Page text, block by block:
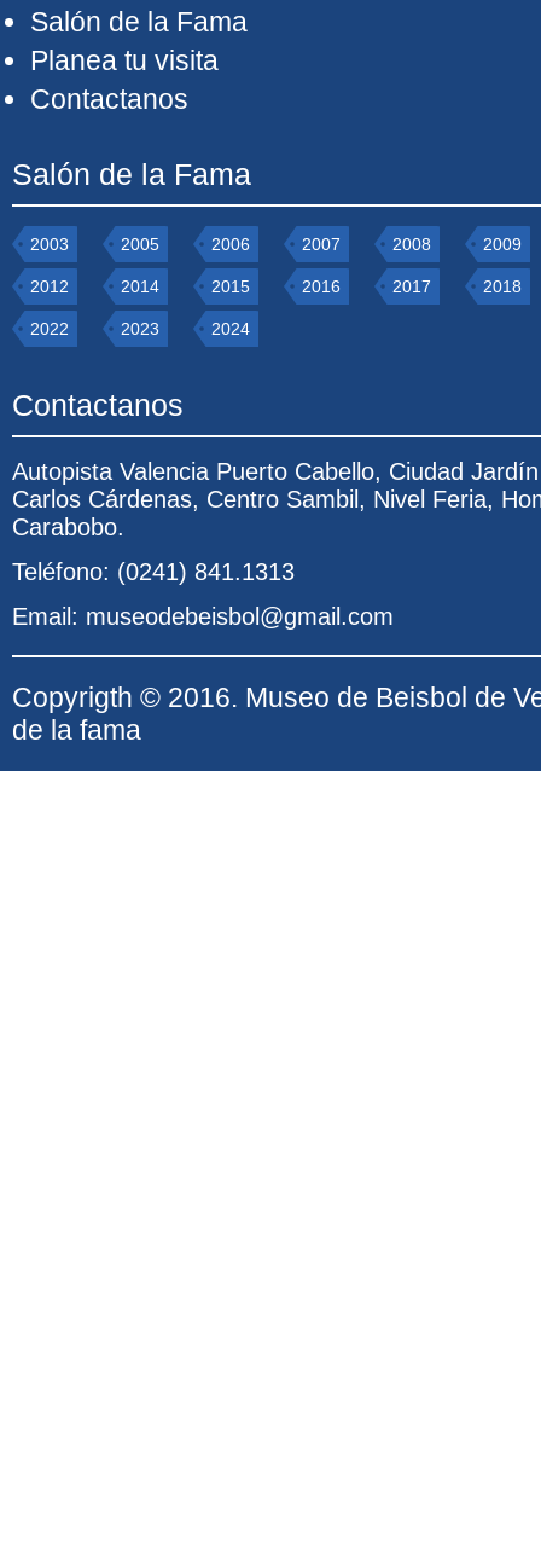
Salón de la Fama
Planea tu visita
Contactanos
Salón de la Fama
2003 2005 2006 2007 2008 2009
2012 2014 2015 2016 2017 2018
2022 2023 2024
Contactanos
Autopista Valencia Puerto Cabello, Ciudad
Carlos Cárdenas, Centro Sambil, Nivel Feria,
Carabobo.
Teléfono: (0241) 841.1313
Email: museodebeisbol@gmail.com
Copyrigth © 2016. Museo de Beisbol de
de la fama